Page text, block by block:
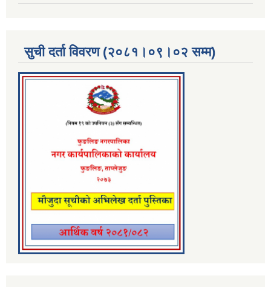
सुची दर्ता विवरण (२०८१।०९।०२ सम्म)